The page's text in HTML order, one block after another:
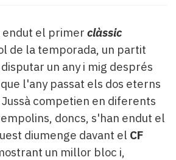
endut el primer clàssic
de la temporada, un partit
un any i mig després
l'any passat els dos eterns
competien en diferents
doncs, s'han endut el
diumenge davant el CF
un millor bloc i,